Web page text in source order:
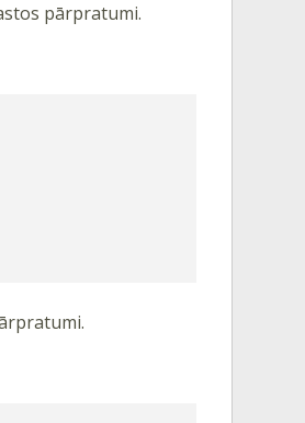
pārpratumi.